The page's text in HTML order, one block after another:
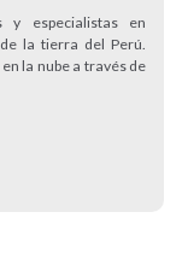
y especialistas en
la tierra del Perú.
la nube a través de